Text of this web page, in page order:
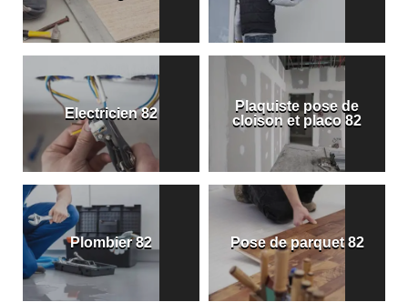
Electricien 82
Plaquiste pose de
cloison et placo 82
Plombier 82 Pose de parquet 82